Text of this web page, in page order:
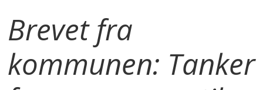
Brevet fra
kommunen: Tanker